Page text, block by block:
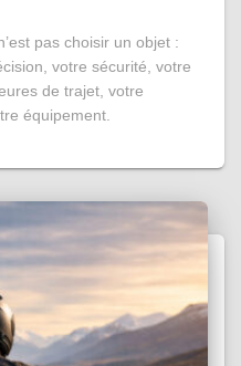
pas choisir un objet :
votre sécurité, votre
de trajet, votre
équipement.